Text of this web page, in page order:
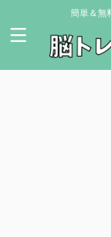
簡単＆無